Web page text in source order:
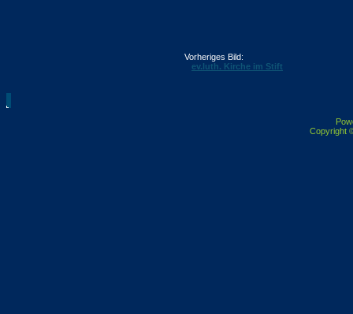
Vorheriges Bild:
ev.luth. Kirche im Stift
Copyright